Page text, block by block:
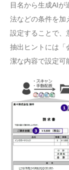
目名から生成AIが
法などの条件を加
設定することで、
抽出ヒントには「
潔な内容で設定可